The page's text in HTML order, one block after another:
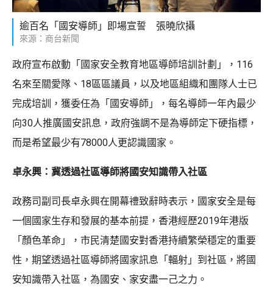
逾百名「國安導師」即場宣誓 張曉欣攝
來源：商台新聞
政府宣布啟動「國家安全教育地區導師培訓計劃」，116
名來至關愛隊、18區區議員，以及地區組織和團隊人士已
完成培訓，獲委任為「國安導師」，每名導師一年內最少
向30人推廣國安訊息，政府強調不是為導師定下硬指標，
而是希望最少有78000人更認識國家。
卓永興：冀透過社區導師將國安知識帶入社區
政務司副司長卓永興在開幕禮致辭時表示，國家安全是每
一個國家生存和發展的基本前提，香港經歷2019年港版
「顏色革命」，市民清楚國安對香港持續繁榮穩定的重要
性，期望透過社區導師將國家訊息「輻射」到社區，將國
安知識帶入社區，為國安、家安盡一己之力。